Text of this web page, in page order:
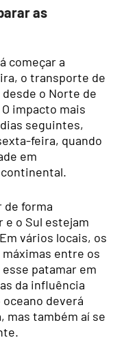
as
começar a
o transporte de
o Norte de
impacto mais
seguintes,
feira, quando
em
de forma
e o Sul estejam
vários locais, os
entre os
esse patamar em
da influência
deverá
mas também aí se